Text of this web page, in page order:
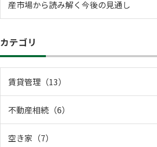
産市場から読み解く今後の見通し
カテゴリ
賃貸管理（13）
不動産相続（6）
空き家（7）